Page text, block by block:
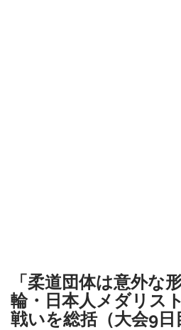
「柔道団体は意外な
輪・日本人メダリス
戦いを総括（大会9日